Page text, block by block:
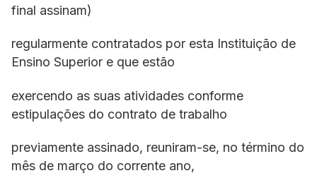
final assinam)
regularmente contratados por esta Instituição de
Ensino Superior e que estão
exercendo as suas atividades conforme
estipulações do contrato de trabalho
previamente assinado, reuniram-se, no término do
mês de março do corrente ano,